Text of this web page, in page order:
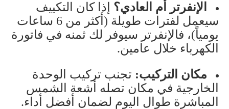
الإنفرتر أم العادي؟ إذا كان التكييف
سيعمل لفترات طويلة (أكثر من 6 ساعات
يومياً)، فالإنفرتر سيوفر لك ثمنه في فاتورة
الكهرباء خلال عامين.
مكان التركيب: تجنب تركيب الوحدة
الخارجية في مكان تصله أشعة الشمس
المباشرة طوال اليوم لضمان أفضل أداء.